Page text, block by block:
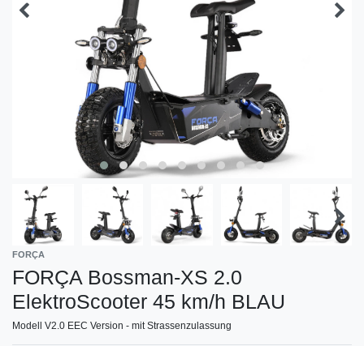
FORÇA
FORÇA Bossman-XS 2.0
ElektroScooter 45 km/h BLAU
Modell V2.0 EEC Version - mit Strassenzulassung